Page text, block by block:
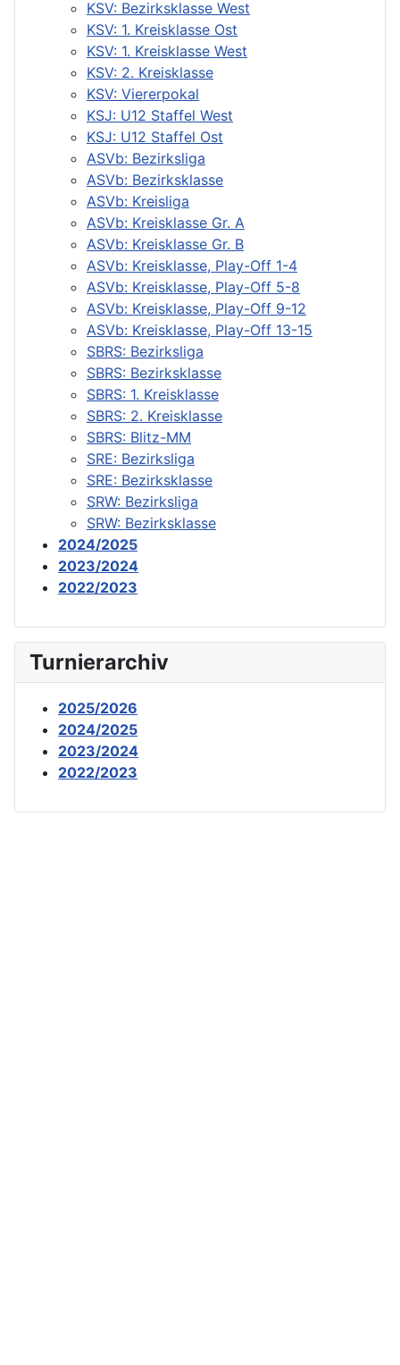
KSV: Bezirksklasse West
KSV: 1. Kreisklasse Ost
KSV: 1. Kreisklasse West
KSV: 2. Kreisklasse
KSV: Viererpokal
KSJ: U12 Staffel West
KSJ: U12 Staffel Ost
ASVb: Bezirksliga
ASVb: Bezirksklasse
ASVb: Kreisliga
ASVb: Kreisklasse Gr. A
ASVb: Kreisklasse Gr. B
ASVb: Kreisklasse, Play-Off 1-4
ASVb: Kreisklasse, Play-Off 5-8
ASVb: Kreisklasse, Play-Off 9-12
ASVb: Kreisklasse, Play-Off 13-15
SBRS: Bezirksliga
SBRS: Bezirksklasse
SBRS: 1. Kreisklasse
SBRS: 2. Kreisklasse
SBRS: Blitz-MM
SRE: Bezirksliga
SRE: Bezirksklasse
SRW: Bezirksliga
SRW: Bezirksklasse
2024/2025
2023/2024
2022/2023
Turnierarchiv
2025/2026
2024/2025
2023/2024
2022/2023